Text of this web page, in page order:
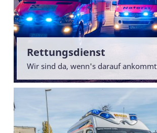
Rettungsdienst
Wir sind da, wenn's darauf ankommt